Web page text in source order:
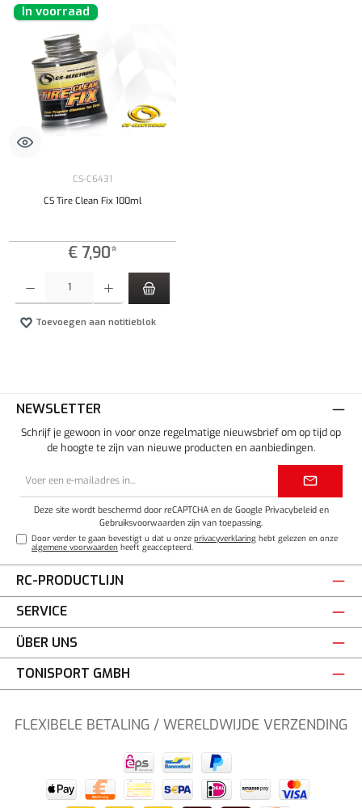
In voorraad
CS-C6431
CS Tire Clean Fix 100ml
€ 7,90*
Toevoegen aan notitieblok
NEWSLETTER
Schrijf je gewoon in voor onze regelmatige nieuwsbrief om op tijd op
de hoogte te zijn van nieuwe producten en aanbiedingen.
Deze site wordt beschermd door reCAPTCHA en de Google Privacybeleiden
Gebruiksvoorwaarden zijn van toepassing.
Door verder te gaan bevestigt u dat u onzeprivacyverklaring hebt gelezen en onze
algemene voorwaarden heeft geaccepteerd.
RC-PRODUCTLIJN
SERVICE
ÜBER UNS
TONISPORT GMBH
FLEXIBELE BETALING / WERELDWIJDE VERZENDING